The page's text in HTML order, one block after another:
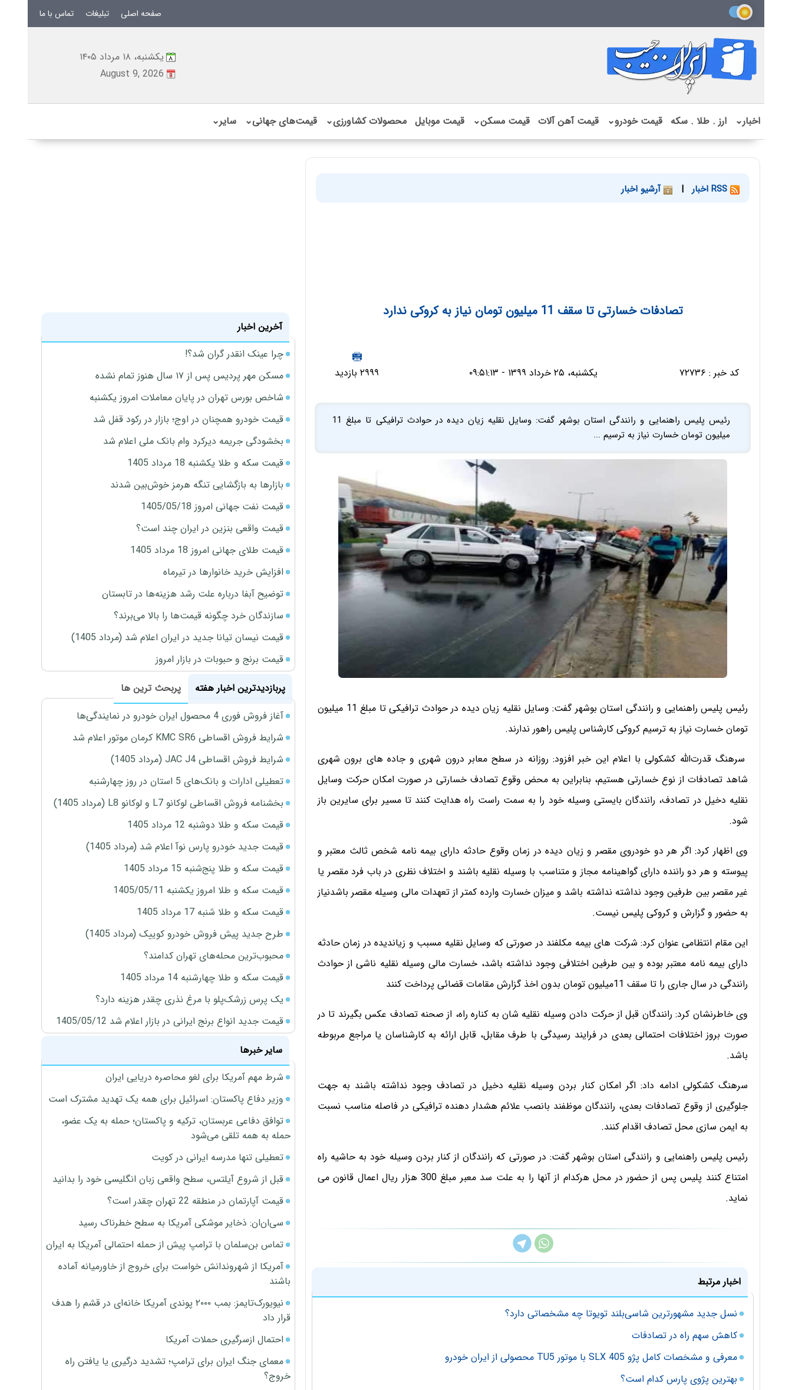
صفحه اصلی تبلیغات تماس با ما
یکشنبه، ۱۸ مرداد ۱۴۰۵
August 9, 2026
اخبار⌄ ارز . طلا . سکه قیمت خودرو⌄ قیمت آهن آلات قیمت مسکن⌄ قیمت موبایل محصولات کشاورزی⌄ قیمت‌های جهانی⌄ سایر⌄
| آرشیو اخبار
تصادفات خسارتی تا سقف 11 میلیون تومان نیاز به کروکی ندارد
کد خبر : ۷۲۷۳۶ یکشنبه، ۲۵ خرداد ۱۳۹۹ - ۰۹:۵۱:۱۳ ۲۹۹۹ بازدید
رئیس پلیس راهنمایی و رانندگی استان بوشهر گفت: وسایل نقلیه زیان دیده در حوادث ترافیکی تا مبلغ 11
میلیون تومان خسارت نیاز به ترسیم ...
رئیس پلیس راهنمایی و رانندگی استان بوشهر گفت: وسایل نقلیه زیان دیده در حوادث ترافیکی تا مبلغ 11 میلیون
تومان خسارت نیاز به ترسیم کروکی کارشناس پلیس راهور ندارند.
سرهنگ قدرت‌الله کشکولی با اعلام این خبر افزود: روزانه در سطح معابر درون شهری و جاده های برون شهری
شاهد تصادفات از نوع خسارتی هستیم، بنابراین به محض وقوع تصادف خسارتی در صورت امکان حرکت وسایل
نقلیه دخیل در تصادف، رانندگان بایستی وسیله خود را به سمت راست راه هدایت کنند تا مسیر برای سایرین باز
شود.
وی اظهار کرد: اگر هر دو خودروی مقصر و زیان دیده در زمان وقوع حادثه دارای بیمه نامه شخص ثالث معتبر و
پیوسته و هر دو راننده دارای گواهینامه مجاز و متناسب با وسیله نقلیه باشند و اختلاف نظری در باب فرد مقصر یا
غیر مقصر بین طرفین وجود نداشته نداشته باشد و میزان خسارت وارده کمتر از تعهدات مالی وسیله مقصر باشدنیاز
به حضور و گزارش و کروکی پلیس نیست.
این مقام انتظامی عنوان کرد: شرکت های بیمه مکلفند در صورتی که وسایل نقلیه مسبب و زیاندیده در زمان حادثه
دارای بیمه نامه معتبر بوده و بین طرفین اختلافی وجود نداشته باشد، خسارت مالی وسیله نقلیه ناشی از حوادث
رانندگی در سال جاری را تا سقف 11میلیون تومان بدون اخذ گزارش مقامات قضائی پرداخت کنند
وی خاطرنشان کرد: رانندگان قبل از حرکت دادن وسیله نقلیه شان به کناره راه، از صحنه تصادف عکس بگیرند تا در
صورت بروز اختلافات احتمالی بعدی در فرایند رسیدگی با طرف مقابل، قابل ارائه به کارشناسان یا مراجع مربوطه
باشد.
سرهنگ کشکولی ادامه داد: اگر امکان کنار بردن وسیله نقلیه دخیل در تصادف وجود نداشته باشند به جهت
جلوگیری از وقوع تصادفات بعدی، رانندگان موظفند بانصب علائم هشدار دهنده ترافیکی در فاصله مناسب نسبت
به ایمن سازی محل تصادف اقدام کنند.
رئیس پلیس راهنمایی و رانندگی استان بوشهر گفت: در صورتی که رانندگان از کنار بردن وسیله خود به حاشیه راه
امتناع کنند پلیس پس از حضور در محل هرکدام از آنها را به علت سد معبر مبلغ 300 هزار ریال اعمال قانون می
نماید.
اخبار مرتبط
نسل جدید مشهورترین شاسی‌بلند تویوتا چه مشخصاتی دارد؟
کاهش سهم راه در تصادفات
معرفی و مشخصات کامل پژو 405 SLX با موتور TU5 محصولی از ایران خودرو
بهترین پژوی پارس کدام است؟
آخرین اخبار
چرا عینک انقدر گران شد؟!
مسکن مهر پردیس پس از ۱۷ سال هنوز تمام نشده
شاخص بورس تهران در پایان معاملات امروز یکشنبه
قیمت خودرو همچنان در اوج؛ بازار در رکود قفل شد
بخشودگی جریمه دیرکرد وام بانک ملی اعلام شد
قیمت سکه و طلا یکشنبه 18 مرداد 1405
بازارها به بازگشایی تنگه هرمز خوش‌بین شدند
قیمت نفت جهانی امروز 1405/05/18
قیمت واقعی بنزین در ایران چند است؟
قیمت طلای جهانی امروز 18 مرداد 1405
افزایش خرید خانوارها در تیرماه
توضیح آبفا درباره علت رشد هزینه‌ها در تابستان
سازندگان خرد چگونه قیمت‌ها را بالا می‌برند؟
قیمت نیسان تیانا جدید در ایران اعلام شد (مرداد 1405)
قیمت برنج و حبوبات در بازار امروز
پربازدیدترین اخبار هفته
پربحث ترین ها
آغاز فروش فوری 4 محصول ایران خودرو در نمایندگی‌ها
شرایط فروش اقساطی KMC SR6 کرمان موتور اعلام شد
شرایط فروش اقساطی JAC J4 (مرداد 1405)
تعطیلی ادارات و بانک‌های 5 استان در روز چهارشنبه
بخشنامه فروش اقساطی لوکانو L7 و لوکانو L8 (مرداد 1405)
قیمت سکه و طلا دوشنبه 12 مرداد 1405
قیمت جدید خودرو پارس نوآ اعلام شد (مرداد 1405)
قیمت سکه و طلا پنج‌شنبه 15 مرداد 1405
قیمت سکه و طلا امروز یکشنبه 1405/05/11
قیمت سکه و طلا شنبه 17 مرداد 1405
طرح جدید پیش فروش خودرو کوییک (مرداد 1405)
محبوب‌ترین محله‌های تهران کدامند؟
قیمت سکه و طلا چهارشنبه 14 مرداد 1405
یک پرس زرشک‌پلو با مرغ نذری چقدر هزینه دارد؟
قیمت جدید انواع برنج ایرانی در بازار اعلام شد 1405/05/12
سایر خبرها
شرط مهم آمریکا برای لغو محاصره دریایی ایران
وزیر دفاع پاکستان: اسرائیل برای همه یک تهدید مشترک است
توافق دفاعی عربستان، ترکیه و پاکستان؛ حمله به یک عضو،
حمله به همه تلقی می‌شود
تعطیلی تنها مدرسه ایرانی در کویت
قبل از شروع آیلتس، سطح واقعی زبان انگلیسی خود را بدانید
قیمت آپارتمان در منطقه 22 تهران چقدر است؟
سی‌ان‌ان: ذخایر موشکی آمریکا به سطح خطرناک رسید
تماس بن‌سلمان با ترامپ پیش از حمله احتمالی آمریکا به ایران
آمریکا از شهروندانش خواست برای خروج از خاورمیانه آماده
باشند
نیویورک‌تایمز: بمب ۲۰۰۰ پوندی آمریکا خانه‌ای در قشم را هدف
قرار داد
احتمال ازسرگیری حملات آمریکا
معمای جنگ ایران برای ترامپ؛ تشدید درگیری یا یافتن راه
خروج؟